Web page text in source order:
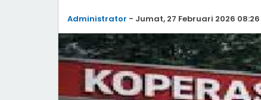
Administrator - Jumat, 27 Februari 2026 08:26